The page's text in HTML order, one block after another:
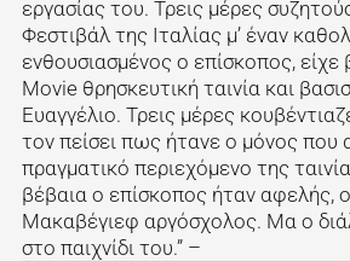
εργασίας του. Τρεις μέρες
Φεστιβάλ της Ιταλίας μ’ έναν
ενθουσιασμένος ο επίσκοπος, είχε
Movie θρησκευτική ταινία και
Ευαγγέλιο. Τρεις μέρες
τον πείσει πως ήτανε ο μόνος που
πραγματικό περιεχόμενο της
βέβαια ο επίσκοπος ήταν αφελής,
Μακαβέγιεφ αργόσχολος. Μα ο
στο παιχνίδι του.” –